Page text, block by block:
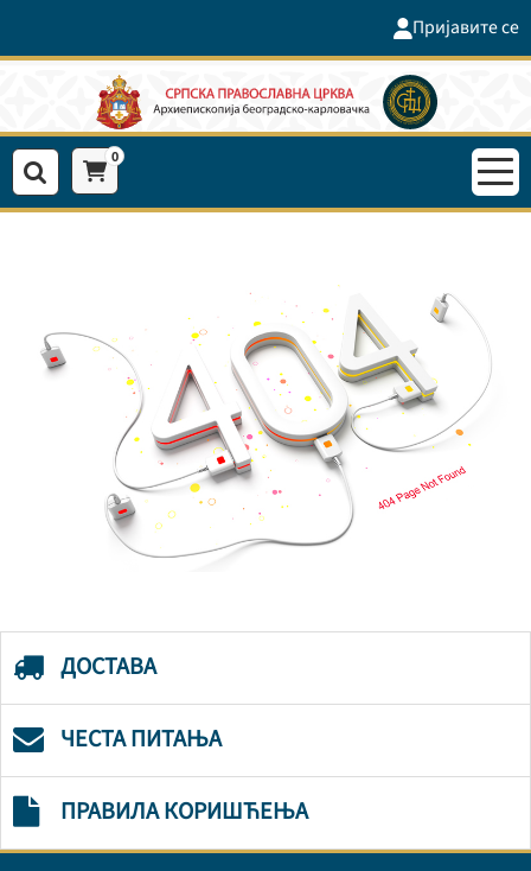
Пријавите се
0
ДОСТАВА
ЧЕСТА ПИТАЊА
ПРАВИЛА КОРИШЋЕЊА